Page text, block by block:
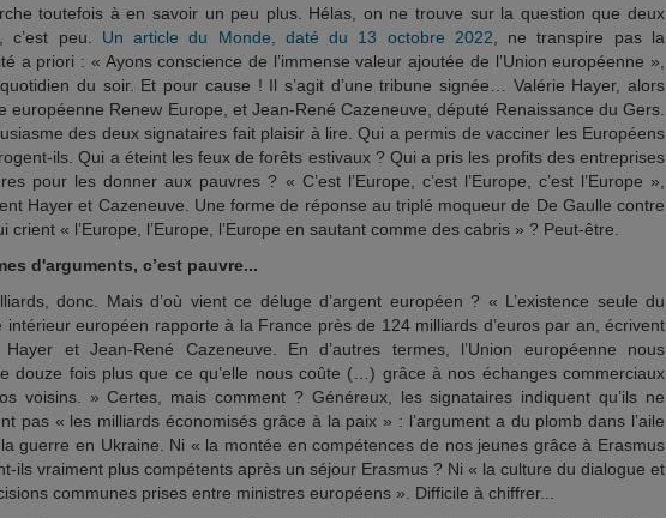
toutefois à en savoir un peu plus. Hélas, on ne trouve sur la question que deux
c’est peu. Un article du Monde, daté du 13 octobre 2022 , ne transpire pas la
a priori : « Ayons conscience de l’immense valeur ajoutée de l’Union européenne »,
du soir. Et pour cause ! Il s’agit d’une tribune signée… Valérie Hayer, alors
européenne Renew Europe, et Jean-René Cazeneuve, député Renaissance du Gers.
des deux signataires fait plaisir à lire. Qui a permis de vacciner les Européens
ils. Qui a éteint les feux de forêts estivaux ? Qui a pris les profits des entreprises
pour les donner aux pauvres ? « C’est l’Europe, c’est l’Europe, c’est l’Europe »,
Hayer et Cazeneuve. Une forme de réponse au triplé moqueur de De Gaulle contre
crient « l’Europe, l’Europe, l’Europe en sautant comme des cabris » ? Peut-être.
d'arguments, c’est pauvre...
donc. Mais d’où vient ce déluge d’argent européen ? « L’existence seule du
intérieur européen rapporte à la France près de 124 milliards d’euros par an, écrivent
Hayer et Jean-René Cazeneuve. En d’autres termes, l’Union européenne nous
douze fois plus que ce qu’elle nous coûte (…) grâce à nos échanges commerciaux
voisins. » Certes, mais comment ? Généreux, les signataires indiquent qu’ils ne
pas « les milliards économisés grâce à la paix » : l’argument a du plomb dans l’aile
guerre en Ukraine. Ni « la montée en compétences de nos jeunes grâce à Erasmus
ils vraiment plus compétents après un séjour Erasmus ? Ni « la culture du dialogue et
communes prises entre ministres européens ». Difficile à chiffrer...